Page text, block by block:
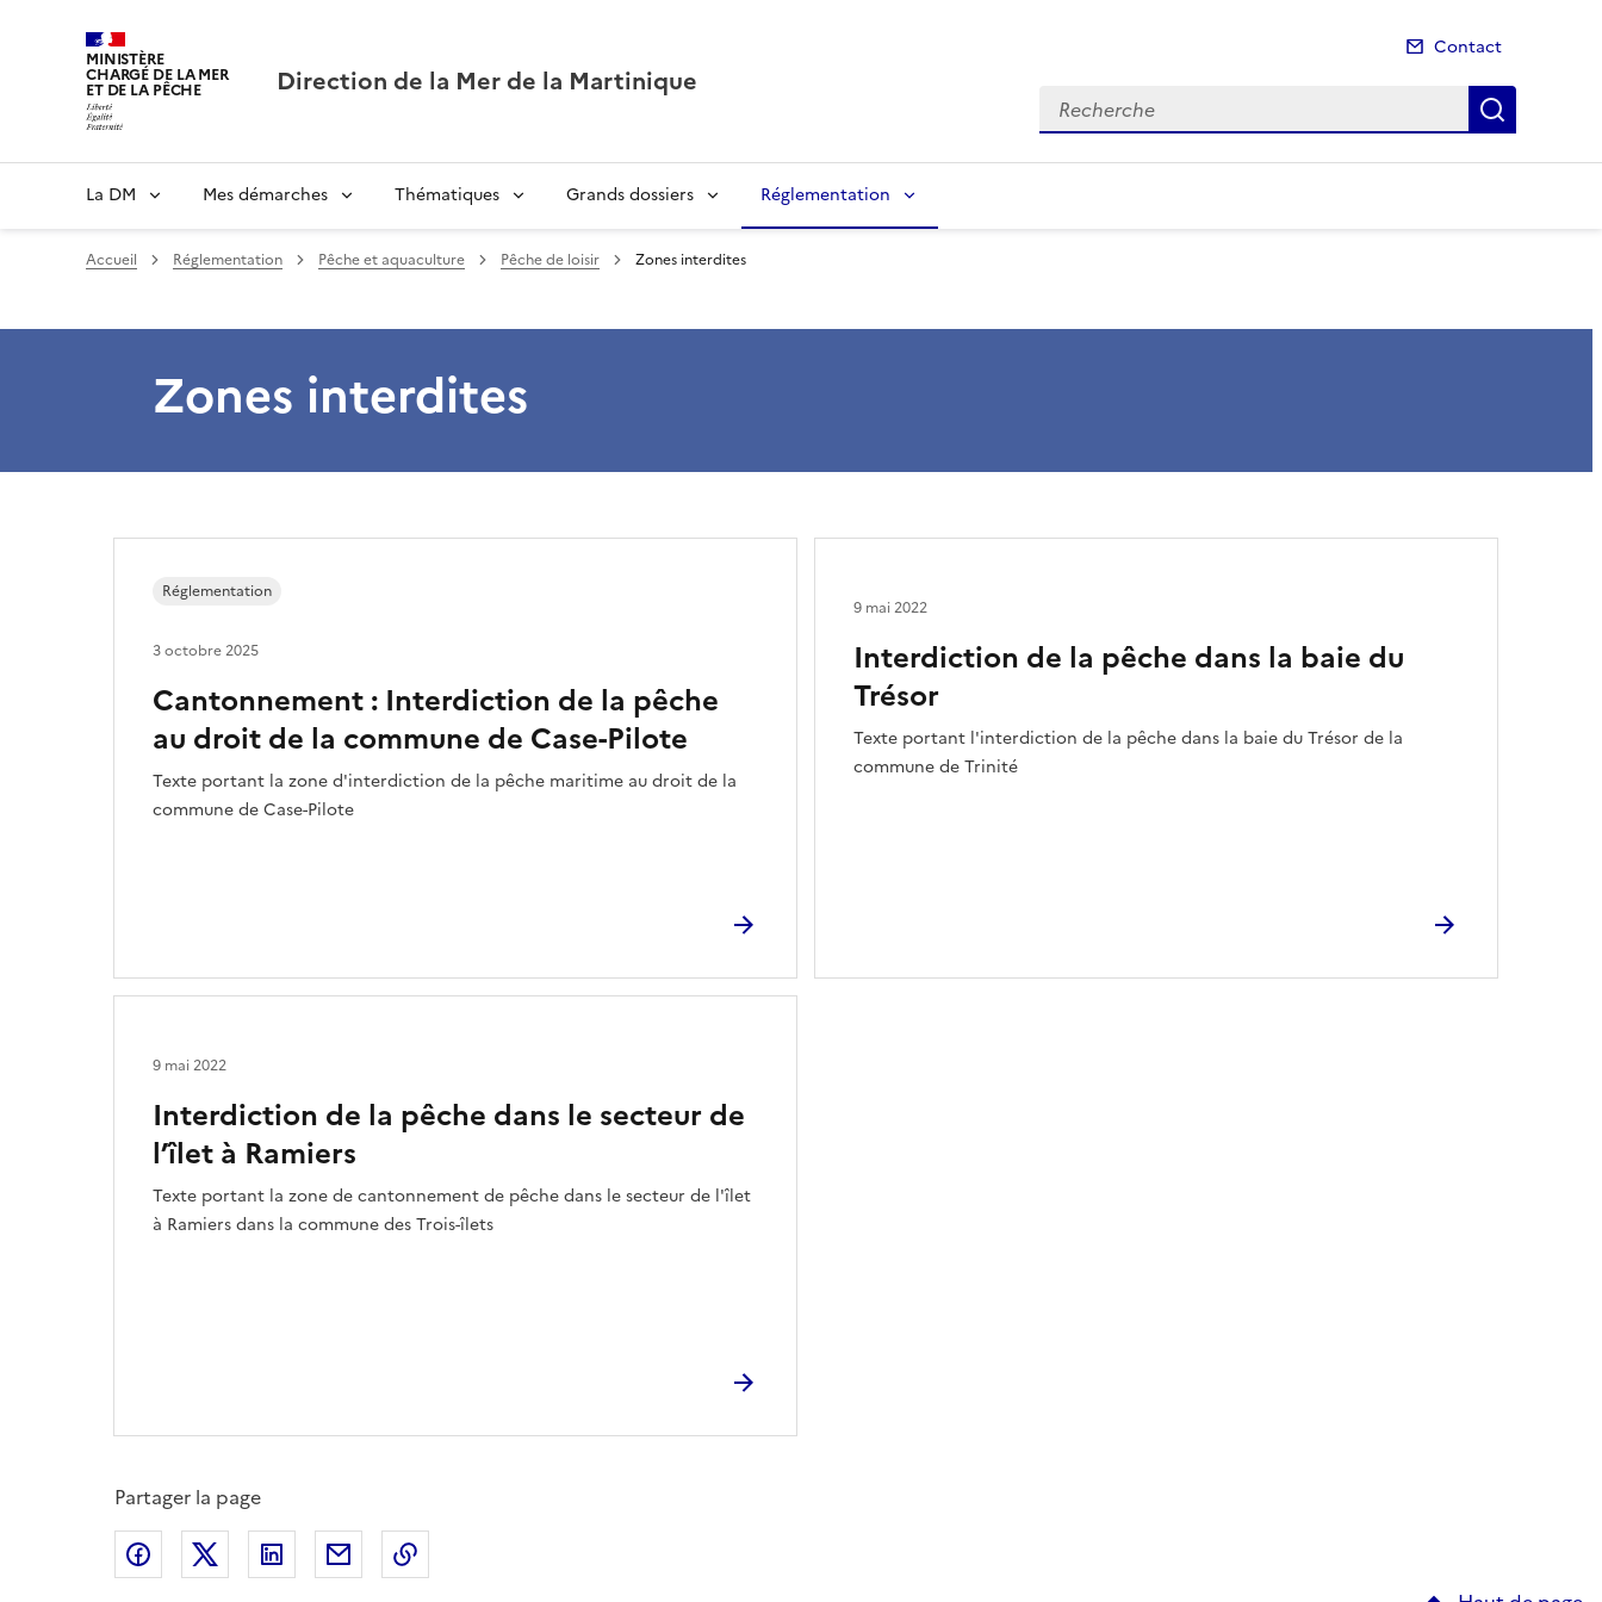
MINISTÈRE
CHARGÉ DE LA MER
ET DE LA PÊCHE Direction de la Mer de la Martinique
Contact
Recherche
La DM Mes démarches Thématiques Grands dossiers Réglementation
Accueil Réglementation Pêche et aquaculture Pêche de loisir Zones interdites
Zones interdites
Cantonnement : Interdiction de la pêche
au droit de la commune de Case-Pilote
Texte portant la zone d'interdiction de la pêche maritime au droit de la
commune de Case-Pilote
Réglementation
3 octobre 2025
Interdiction de la pêche dans la baie du
Trésor
Texte portant l'interdiction de la pêche dans la baie du Trésor de la
commune de Trinité
9 mai 2022
Interdiction de la pêche dans le secteur de
l’îlet à Ramiers
Texte portant la zone de cantonnement de pêche dans le secteur de l'îlet
à Ramiers dans la commune des Trois-îlets
9 mai 2022
Partager la page
Partager sur Facebook
Partager sur XPartager sur LinkedIn
Partager par email